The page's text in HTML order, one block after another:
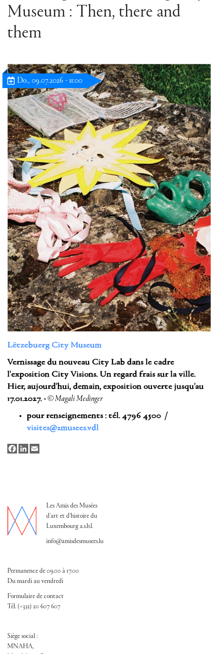
Museum : Then, there and
them
Do., 09.07.2026 - 11:00
Lëtzebuerg City Museum
Vernissage du nouveau City Lab dans le cadre
l'exposition City Visions. Un regard frais sur la ville.
Hier, aujourd'hui, demain, exposition ouverte jusqu'au
17.01.2027. - © Magali Medinger
pour renseignements : tél. 4796 4500 /
visites@2musees.vdl
FacebookLinkedIn
Les Amis des Musées
d'art et d'histoire du
Luxembourg a.s.b.l.
info@amisdesmusees.lu
Permanence de 09.00 à 17.00
Du mardi au vendredi
Formulaire de contact
Tél. (+352) 20 607 607
Siège social :
MNAHA,